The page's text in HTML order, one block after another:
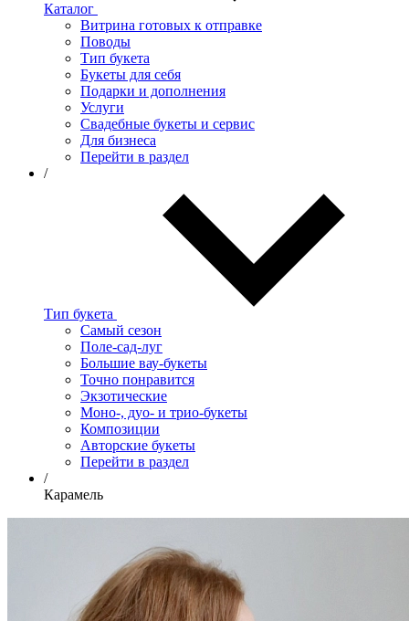
Каталог
Витрина готовых к отправке
Поводы
Тип букета
Букеты для себя
Подарки и дополнения
Услуги
Свадебные букеты и сервис
Для бизнеса
Перейти в раздел
/
Тип букета
Самый сезон
Поле-сад-луг
Большие вау-букеты
Точно понравится
Экзотические
Моно-, дуо- и трио-букеты
Композиции
Авторские букеты
Перейти в раздел
/
Карамель